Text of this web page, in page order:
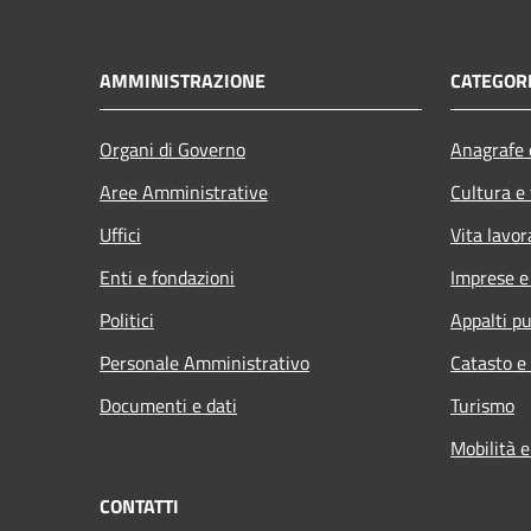
AMMINISTRAZIONE
Organi di Governo
Aree Amministrative
Uffici
Enti e fondazioni
Politici
Personale Amministrativo
Documenti e dati
Cultura
Vita
Imprese
Appalti
Catasto
Turismo
Mobilità
CONTATTI